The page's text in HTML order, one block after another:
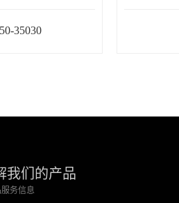
35030
我们的产品
务信息